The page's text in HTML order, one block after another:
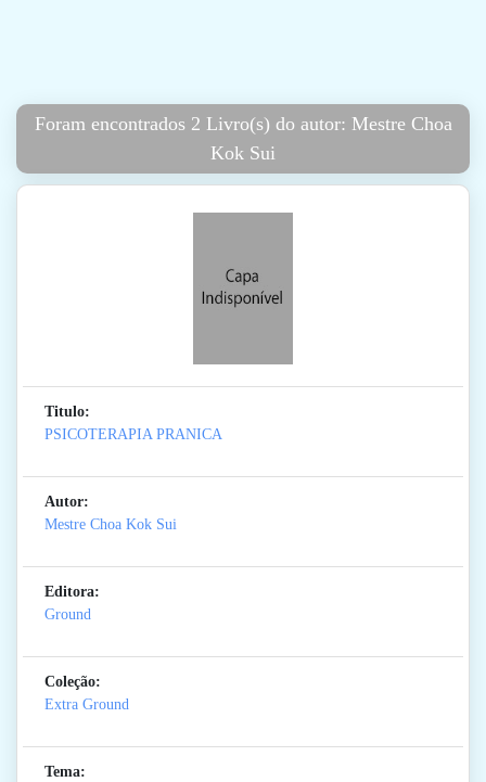
Foram encontrados 2 Livro(s) do autor: Mestre Choa
Kok Sui
Titulo:
PSICOTERAPIA PRANICA
Autor:
Mestre Choa Kok Sui
Editora:
Ground
Coleção:
Extra Ground
Tema: